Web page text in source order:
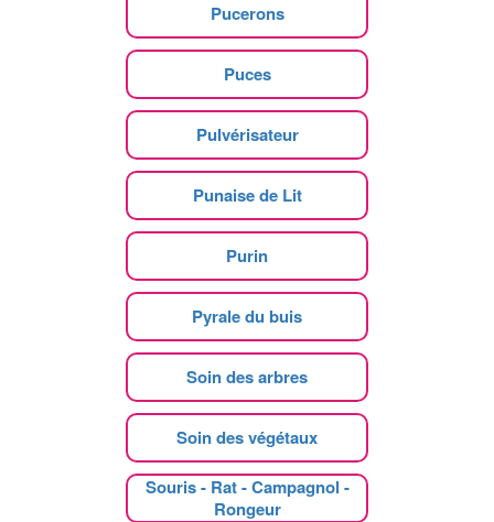
Pucerons
Puces
Pulvérisateur
Punaise de Lit
Purin
Pyrale du buis
Soin des arbres
Soin des végétaux
Souris - Rat - Campagnol -
Rongeur